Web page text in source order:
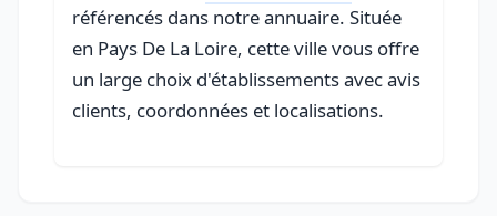
référencés dans notre annuaire. Située
en Pays De La Loire, cette ville vous offre
un large choix d'établissements avec avis
clients, coordonnées et localisations.